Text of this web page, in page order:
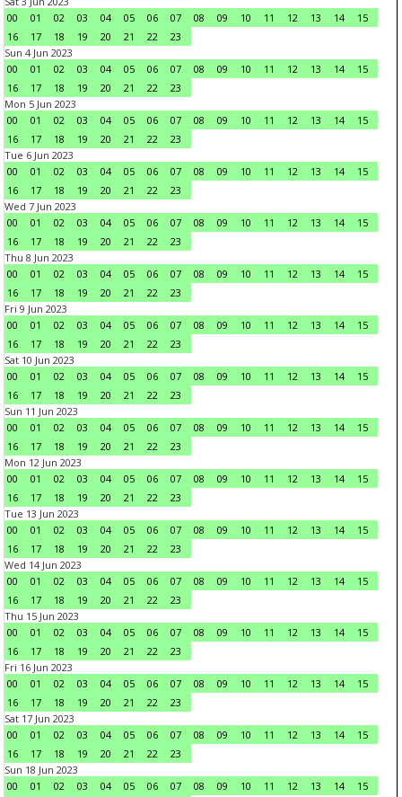
00
01 02 03 04 05 06 07 08 09 10 11 12 13 14
15
16
17 18 19 20 21 22
23
Sun 4 Jun 2023
00
01 02 03 04 05 06 07 08 09 10 11 12 13 14
15
16
17 18 19 20 21 22
23
Mon 5 Jun 2023
00
01 02 03 04 05 06 07 08 09 10 11 12 13 14
15
16
17 18 19 20 21 22
23
Tue 6 Jun 2023
00
01 02 03 04 05 06 07 08 09 10 11 12 13 14
15
16
17 18 19 20 21 22
23
Wed 7 Jun 2023
00
01 02 03 04 05 06 07 08 09 10 11 12 13 14
15
16
17 18 19 20 21 22
23
Thu 8 Jun 2023
00
01 02 03 04 05 06 07 08 09 10 11 12 13 14
15
16
17 18 19 20 21 22
23
Fri 9 Jun 2023
00
01 02 03 04 05 06 07 08 09 10 11 12 13 14
15
16
17 18 19 20 21 22
23
Sat 10 Jun 2023
00
01 02 03 04 05 06 07 08 09 10 11 12 13 14
15
16
17 18 19 20 21 22
23
Sun 11 Jun 2023
00
01 02 03 04 05 06 07 08 09 10 11 12 13 14
15
16
17 18 19 20 21 22
23
Mon 12 Jun 2023
00
01 02 03 04 05 06 07 08 09 10 11 12 13 14
15
16
17 18 19 20 21 22
23
Tue 13 Jun 2023
00
01 02 03 04 05 06 07 08 09 10 11 12 13 14
15
16
17 18 19 20 21 22
23
Wed 14 Jun 2023
00
01 02 03 04 05 06 07 08 09 10 11 12 13 14
15
16
17 18 19 20 21 22
23
Thu 15 Jun 2023
00
01 02 03 04 05 06 07 08 09 10 11 12 13 14
15
16
17 18 19 20 21 22
23
Fri 16 Jun 2023
00
01 02 03 04 05 06 07 08 09 10 11 12 13 14
15
16
17 18 19 20 21 22
23
Sat 17 Jun 2023
00
01 02 03 04 05 06 07 08 09 10 11 12 13 14
15
16
17 18 19 20 21 22
23
Sun 18 Jun 2023
00
01 02 03 04 05 06 07 08 09 10 11 12 13 14
15